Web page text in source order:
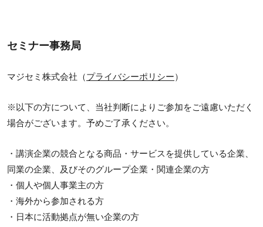
セミナー事務局
マジセミ株式会社（プライバシーポリシー）
※以下の方について、当社判断によりご参加をご遠慮いただく
場合がございます。予めご了承ください。
・講演企業の競合となる商品・サービスを提供している企業、
同業の企業、及びそのグループ企業・関連企業の方
・個人や個人事業主の方
・海外から参加される方
・日本に活動拠点が無い企業の方